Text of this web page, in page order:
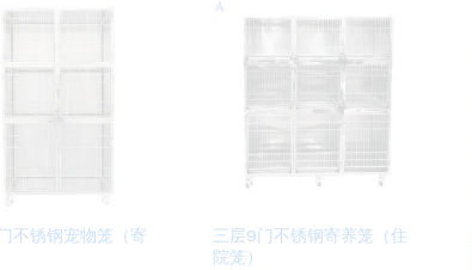
不锈钢宠物笼（寄
三层9门不锈钢寄养笼（住
院笼）